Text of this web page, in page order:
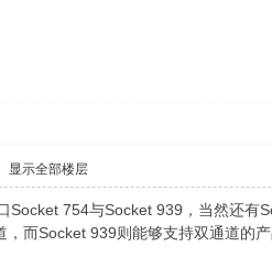
显示全部楼层
Socket 754与Socket 939，当然还
而Socket 939则能够支持双通道的